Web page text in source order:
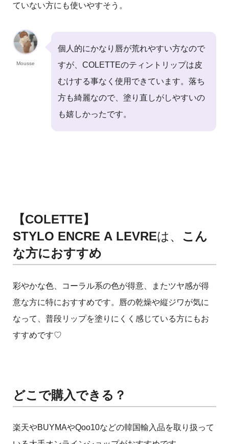
ていない方にも使いやすそう。
Mousse
個人的にかなり唇が荒れやすい方なので
すが、COLETTEのティントリップは皮
むけする事なく使用できています。落ち
方も綺麗なので、塗り直しがしやすいの
も嬉しかったです。
【COLETTE】
STYLO ENCRE A LEVREは、 こん
な方におすすめ
彩やかな色、コーラル系の色が得意、またツヤ感が得
意な方に特におすすめです。唇の乾燥や縦ジワが気に
なって、普段リップを塗りにくく感じている方にもお
すすめです♡
どこで購入できる？
楽天やBUYMAやQoo10などの韓国輸入品を取り扱って